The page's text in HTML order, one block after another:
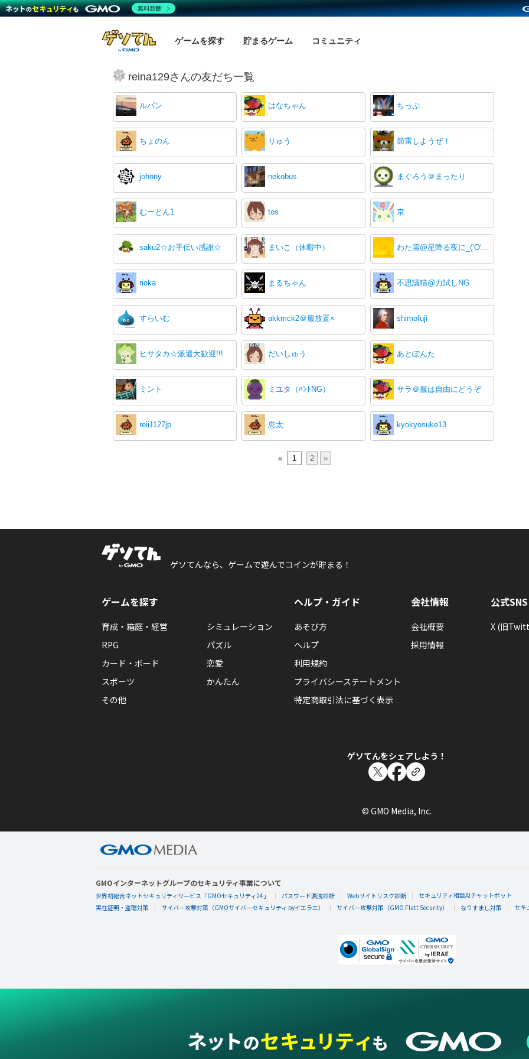
ゲームを探す 貯まるゲーム コミュニティ
reina129さんの友だち一覧
ルパン はなちゃん ちっぷ
ちょのん りゅう 節雷しようぜ！
johnny nekobus まぐろう＠まったり
むーとん1 tos 京
saku2☆お手伝い感謝☆ まいこ（休暇中） わた雪@星降る夜に_(‘O‘) p♪♪
rioka まるちゃん 不思議猫@力試しNG
すらいむ akkmck2＠服放置× shimofuji
ヒサタカ☆派遣大歓迎!!! だいしゅう あとぽんた
ミント ミユタ（ﾊﾝﾄNG） サラ＠服は自由にどうぞ
reii1127jp 恵太 kyokyosuke13
« 1 2 »
ゲソてんなら、ゲームで遊んでコインが貯まる！
ゲームを探す
育成・箱庭・経営
シミュレーション
RPG
パズル
カード・ボード
恋愛
スポーツ
かんたん
その他
ヘルプ・ガイド
あそび方
ヘルプ
利用規約
プライバシーステートメント
特定商取引法に基づく表示
会社情報
会社概要
採用情報
公式SNS
X (旧
ゲソてんをシェアしよう！
© GMO Media, Inc.
GMOインターネットグループのセキュリティ事業について
世界初総合ネットセキュリティサービス「GMOセキュリティ24」 パスワード漏洩診断 Webサイトリスク診断
セキュリティ相談AIチャットボット
実在証明・盗聴対策
サイバー攻撃対策（GMOサイバーセキュリティ byイエラエ） サイバー攻撃対策（GMO Flatt Security） なりすまし対策 セキ
無料診断